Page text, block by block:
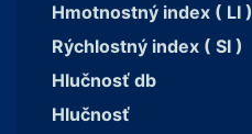
Hmotnostný index ( LI )
Rýchlostný index ( SI )
Hlučnosť db
Hlučnosť